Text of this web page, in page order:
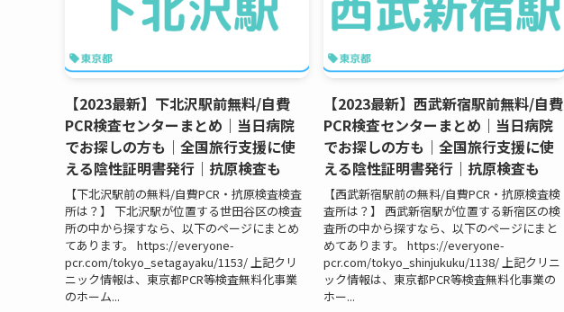
【2023最新】下北沢駅前無料/自費
PCR検査センターまとめ｜当日病院
でお探しの方も｜全国旅行支援に使
える陰性証明書発行｜抗原検査も
【下北沢駅前の無料/自費PCR・抗原検査検査
所は？】 下北沢駅が位置する世田谷区の検査
所の中から探すなら、以下のページにまとめ
てあります。 https://everyone-
pcr.com/tokyo_setagayaku/1153/ 上記クリ
ニック情報は、東京都PCR等検査無料化事業
のホーム...
【2023最新】西武新宿駅前無料/自費
PCR検査センターまとめ｜当日病院
でお探しの方も｜全国旅行支援に使
える陰性証明書発行｜抗原検査も
【西武新宿駅前の無料/自費PCR・抗原検査検
査所は？】 西武新宿駅が位置する新宿区の検
査所の中から探すなら、以下のページにまと
めてあります。 https://everyone-
pcr.com/tokyo_shinjukuku/1138/ 上記クリニ
ック情報は、東京都PCR等検査無料化事業の
ホー...